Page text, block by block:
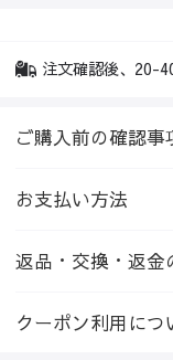
注文確認後、20-
ご購入前の確認事
お支払い方法
返品・交換・返金
クーポン利用につ